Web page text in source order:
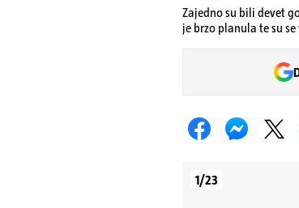
Zajedno su bili devet
je brzo planula te su se
1/23